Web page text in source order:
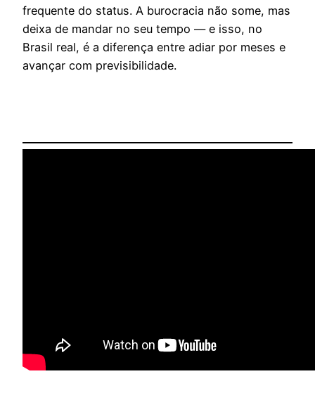
frequente do status. A burocracia não some, mas
deixa de mandar no seu tempo — e isso, no
Brasil real, é a diferença entre adiar por meses e
avançar com previsibilidade.